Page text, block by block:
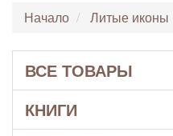
Начало Литые иконы
ВСЕ ТОВАРЫ
КНИГИ